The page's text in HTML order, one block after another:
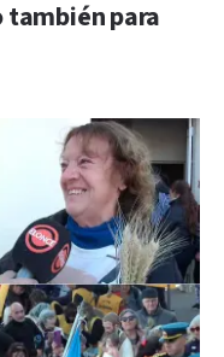
también para